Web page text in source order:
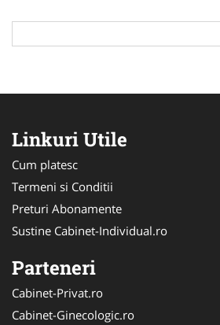
Linkuri Utile
Cum platesc
Termeni si Conditii
Preturi Abonamente
Sustine Cabinet-Individual.ro
Parteneri
Cabinet-Privat.ro
Cabinet-Ginecologic.ro